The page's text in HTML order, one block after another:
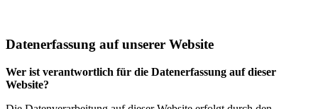
Datenerfassung auf unserer Website
Wer ist verantwortlich für die Datenerfassung auf dieser
Website?